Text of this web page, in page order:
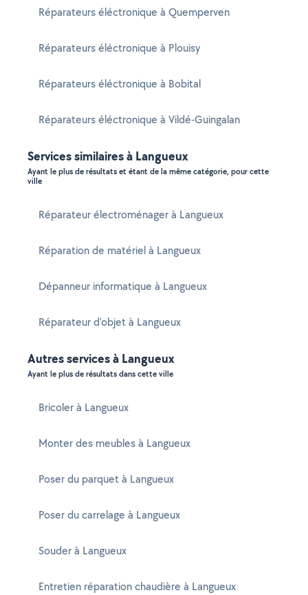
Réparateurs éléctronique à Quemperven
Réparateurs éléctronique à Plouisy
Réparateurs éléctronique à Bobital
Réparateurs éléctronique à Vildé-Guingalan
Services similaires à Langueux
Ayant le plus de résultats et étant de la même catégorie, pour cette
ville
Réparateur électroménager à Langueux
Réparation de matériel à Langueux
Dépanneur informatique à Langueux
Réparateur d'objet à Langueux
Autres services à Langueux
Ayant le plus de résultats dans cette ville
Bricoler à Langueux
Monter des meubles à Langueux
Poser du parquet à Langueux
Poser du carrelage à Langueux
Souder à Langueux
Entretien réparation chaudière à Langueux